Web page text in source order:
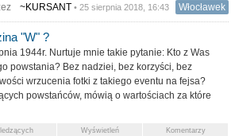
~KURSANT • 25 sierpnia 2018, 16:43 Włocławek
"W" ?
1944r. Nurtuje mnie takie pytanie: Kto z Was
powstania? Bez nadziei, bez korzyści, bez
wrzucenia fotki z takiego eventu na fejsa?
powstańców, mówią o wartościach za które
Komentarzy
Wyświetleń